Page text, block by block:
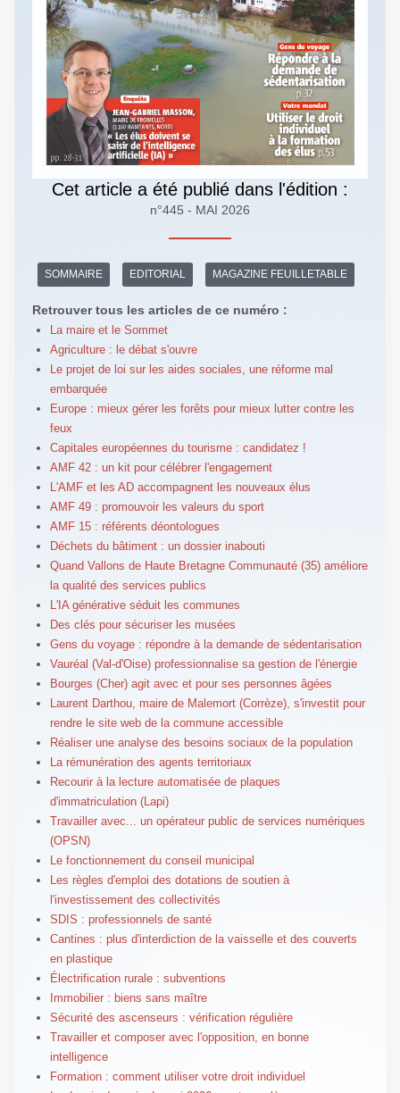
Cet article a été publié dans l'édition :
n°445 - MAI 2026
SOMMAIRE EDITORIAL MAGAZINE FEUILLETABLE
Retrouver tous les articles de ce numéro :
La maire et le Sommet
Agriculture : le débat s'ouvre
Le projet de loi sur les aides sociales, une réforme mal
embarquée
Europe : mieux gérer les forêts pour mieux lutter contre les
feux
Capitales européennes du tourisme : candidatez !
AMF 42 : un kit pour célébrer l'engagement
L'AMF et les AD accompagnent les nouveaux élus
AMF 49 : promouvoir les valeurs du sport
AMF 15 : référents déontologues
Déchets du bâtiment : un dossier inabouti
Quand Vallons de Haute Bretagne Communauté (35) améliore
la qualité des services publics
L'IA générative séduit les communes
Des clés pour sécuriser les musées
Gens du voyage : répondre à la demande de sédentarisation
Vauréal (Val-d'Oise) professionnalise sa gestion de l'énergie
Bourges (Cher) agit avec et pour ses personnes âgées
Laurent Darthou, maire de Malemort (Corrèze), s'investit pour
rendre le site web de la commune accessible
Réaliser une analyse des besoins sociaux de la population
La rémunération des agents territoriaux
Recourir à la lecture automatisée de plaques
d'immatriculation (Lapi)
Travailler avec... un opérateur public de services numériques
(OPSN)
Le fonctionnement du conseil municipal
Les règles d'emploi des dotations de soutien à
l'investissement des collectivités
SDIS : professionnels de santé
Cantines : plus d'interdiction de la vaisselle et des couverts
en plastique
Électrification rurale : subventions
Immobilier : biens sans maître
Sécurité des ascenseurs : vérification régulière
Travailler et composer avec l'opposition, en bonne
intelligence
Formation : comment utiliser votre droit individuel